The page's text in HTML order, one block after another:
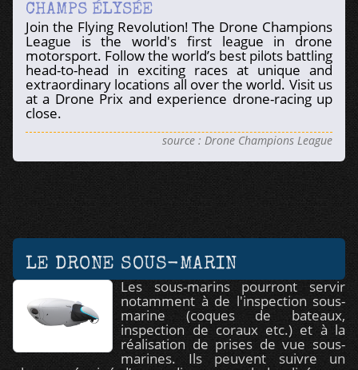
CHAMPS ÉLYSÉE
Join the Flying Revolution! The Drone Champions
League is the world's first league in drone
motorsport. Follow the world’s best pilots battling
head-to-head in exciting races at unique and
extraordinary locations all over the world. Visit us
at a Drone Prix and experience drone-racing up
close.
source : Drone Champions League
LE DRONE SOUS-MARIN
Les sous-marins pourront servir
notamment à de l'inspection sous-
marine (coques de bateaux,
inspection de coraux etc.) et à la
réalisation de prises de vue sous-
marines. Ils peuvent suivre un